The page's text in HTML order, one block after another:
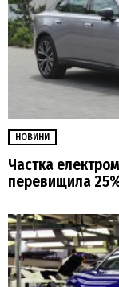
НОВИНИ
Частка
перевищила